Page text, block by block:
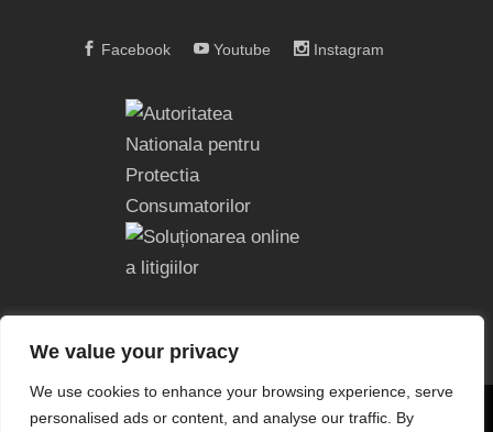
We value your privacy
We use cookies to enhance your browsing experience, serve
personalised ads or content, and analyse our traffic. By
Facebook Youtube Instagram
COPYRIGHT © 2004 – 2023